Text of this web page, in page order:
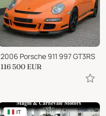
2006 Porsche 911 997 GT3RS
116 500 EUR
IT